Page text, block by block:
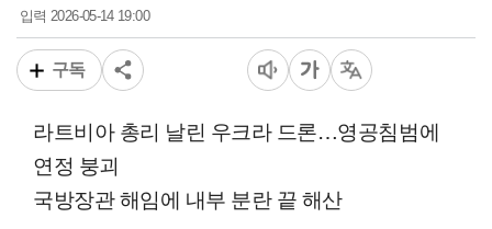
입력2026-05-14 19:00
구독
라트비아 총리 날린 우크라 드론…영공침범에
연정 붕괴
국방장관 해임에 내부 분란 끝 해산